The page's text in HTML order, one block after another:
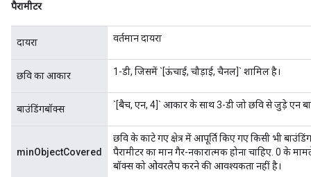
पैरामीटर
दायरा वर्तमान दायरा
छवि का आकार 1-डी, जिसमें `[ऊंचाई, चौड़ाई, चैनल]` शामिल है।
बाउंडिंगबॉक्स `[बैच, एन, 4]` आकार के साथ 3-डी जो छवि से जुड़े एन
minObjectCovered
छवि के काटे गए क्षेत्र में आपूर्ति किए गए किसी भी
पैरामीटर का मान गैर-नकारात्मक होना चाहिए. 0 के
बॉक्स को ओवरलैप करने की आवश्यकता नहीं है।